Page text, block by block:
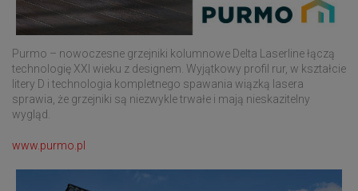
Purmo – nowoczesne grzejniki kolumnowe Delta Laserline łączą
technologię XXI wieku z designem. Wyjątkowy profil rur, w kształcie
litery D i technologia kompletnego spawania wiązką lasera
sprawia, że grzejniki są niezwykle trwałe i mają nieskazitelny
wygląd.
www.purmo.pl